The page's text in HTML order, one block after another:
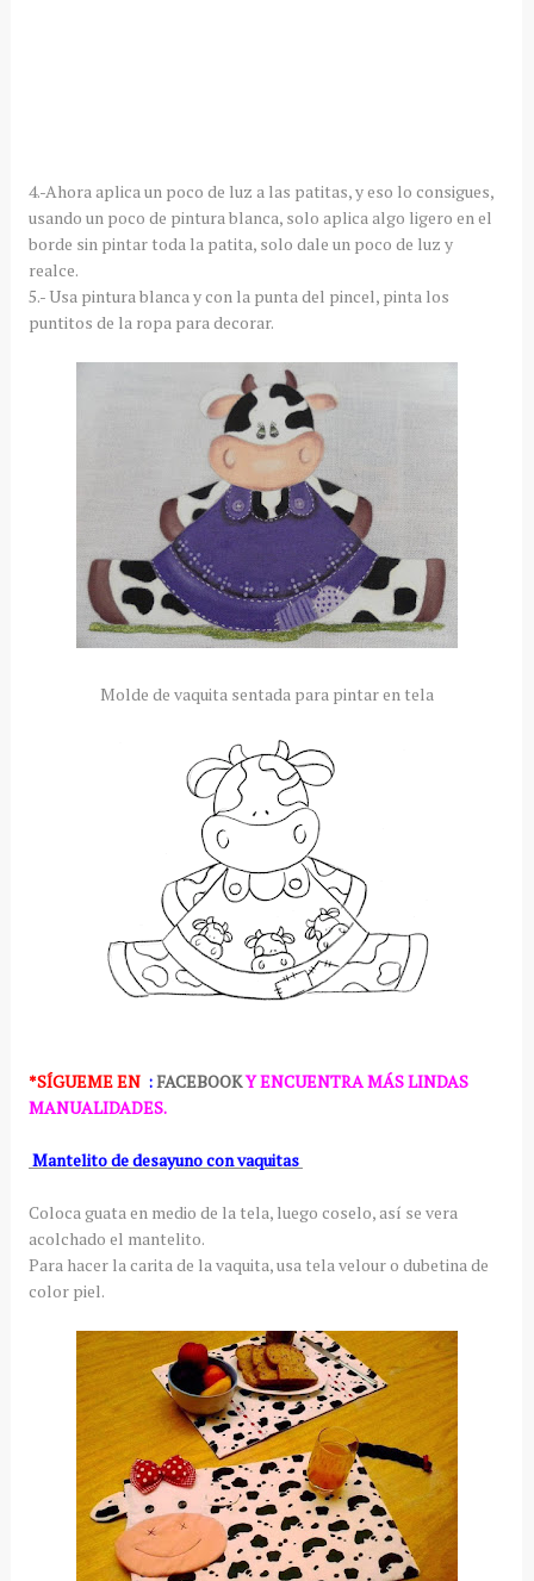
4.-Ahora aplica un poco de luz a las patitas, y eso lo consigues,
usando un poco de pintura blanca, solo aplica algo ligero en el
borde sin pintar toda la patita, solo dale un poco de luz y
realce.
5.- Usa pintura blanca y con la punta del pincel, pinta los
puntitos de la ropa para decorar.
Molde de vaquita sentada para pintar en tela
*SÍGUEMEEN :FACEBOOKY ENCUENTRA MÁS LINDAS
MANUALIDADES.
Mantelito de desayuno con vaquitas
Coloca guata en medio de la tela, luego coselo, así se vera
acolchado el mantelito.
Para hacer la carita de la vaquita, usa tela velour o dubetina de
color piel.